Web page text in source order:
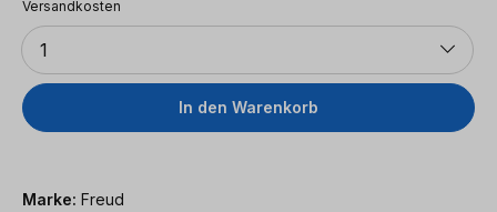
Versandkosten
Anzahl
1
In den Warenkorb
Marke: Freud